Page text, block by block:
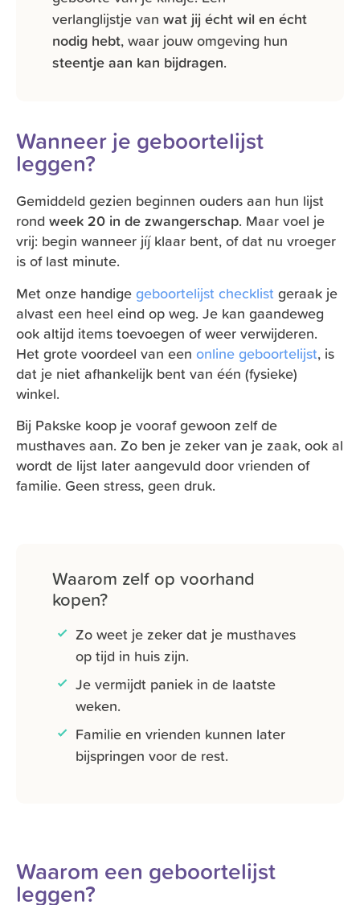
verlanglijstje van wat jij écht wil en écht
nodig hebt, waar jouw omgeving hun
steentje aan kan bijdragen.
Wanneer je geboortelijst
leggen?
Gemiddeld gezien beginnen ouders aan hun lijst
rond week 20 in de zwangerschap. Maar voel je
vrij: begin wanneer jíj klaar bent, of dat nu vroeger
is of last minute.
Met onze handigegeboortelijst checklist geraak je
alvast een heel eind op weg. Je kan gaandeweg
ook altijd items toevoegen of weer verwijderen.
Het grote voordeel van een online geboortelijst, is
dat je niet afhankelijk bent van één (fysieke)
winkel.
Bij Pakske koop je vooraf gewoon zelf de
musthaves aan. Zo ben je zeker van je zaak, ook al
wordt de lijst later aangevuld door vrienden of
familie. Geen stress, geen druk.
Waarom zelf op voorhand
kopen?
Zo weet je zeker dat je musthaves
op tijd in huis zijn.
Je vermijdt paniek in de laatste
weken.
Familie en vrienden kunnen later
bijspringen voor de rest.
Waarom een geboortelijst
leggen?